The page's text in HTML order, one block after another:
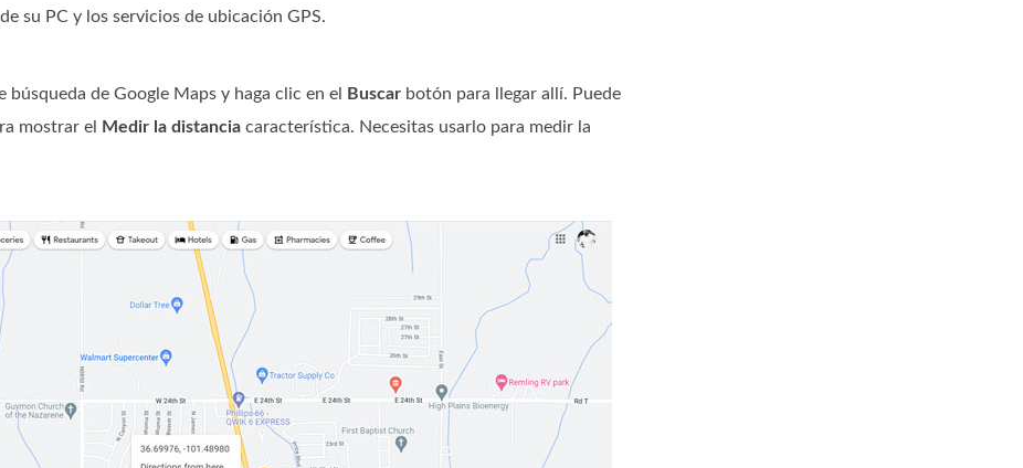
su PC y los servicios de ubicación GPS.
de Google Maps y haga clic en el Buscar botón para llegar allí. Puede
mostrar el
Medir la distancia característica. Necesitas usarlo para medir la